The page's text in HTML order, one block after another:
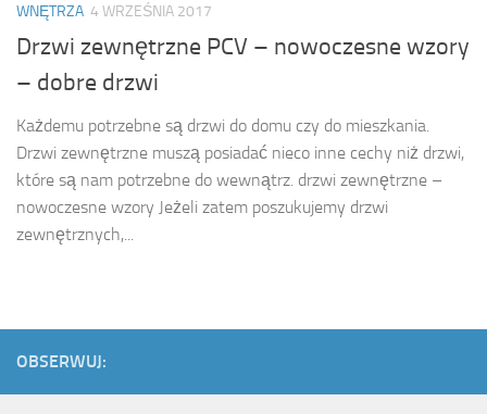
WNĘTRZA 4 WRZEŚNIA 2017
Drzwi zewnętrzne PCV – nowoczesne wzory
– dobre drzwi
Każdemu potrzebne są drzwi do domu czy do mieszkania.
Drzwi zewnętrzne muszą posiadać nieco inne cechy niż drzwi,
które są nam potrzebne do wewnątrz. drzwi zewnętrzne –
nowoczesne wzory Jeżeli zatem poszukujemy drzwi
zewnętrznych,...
OBSERWUJ: